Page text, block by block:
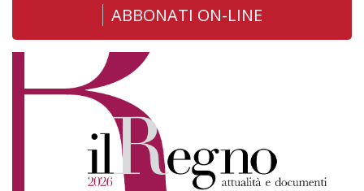
ABBONATI ON-LINE